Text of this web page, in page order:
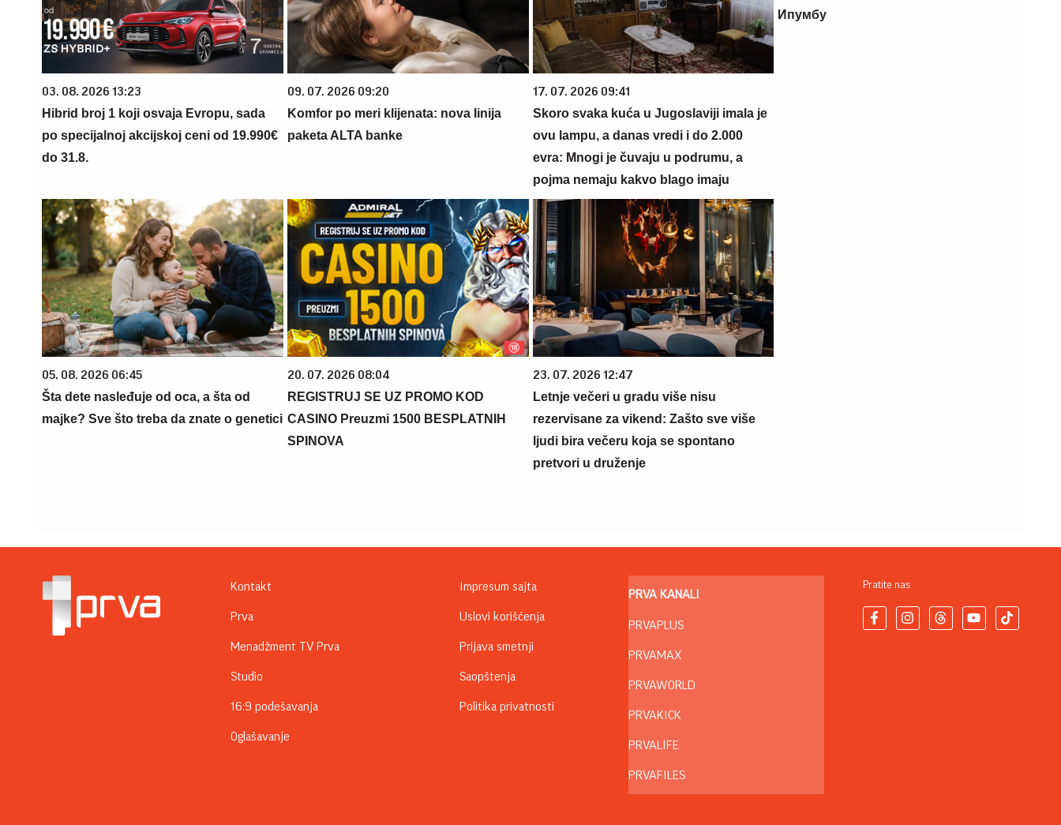
03. 08. 2026 13:23
Hibrid broj 1 koji osvaja Evropu, sada
po specijalnoj akcijskoj ceni od 19.990€
do 31.8.
09. 07. 2026 09:20
Komfor po meri klijenata: nova linija
paketa ALTA banke
17. 07. 2026 09:41
Skoro svaka kuća u Jugoslaviji imala je
ovu lampu, a danas vredi i do 2.000
evra: Mnogi je čuvaju u podrumu, a
pojma nemaju kakvo blago imaju
Ипумбу
05. 08. 2026 06:45
Šta dete nasleđuje od oca, a šta od
majke? Sve što treba da znate o genetici
20. 07. 2026 08:04
REGISTRUJ SE UZ PROMO KOD
CASINO Preuzmi 1500 BESPLATNIH
SPINOVA
23. 07. 2026 12:47
Letnje večeri u gradu više nisu
rezervisane za vikend: Zašto sve više
ljudi bira večeru koja se spontano
pretvori u druženje
Kontakt
Prva
Menadžment TV Prva
Studio
16:9 podešavanja
Oglašavanje
Impresum sajta
Uslovi korišćenja
Prijava smetnji
Saopštenja
Politika privatnosti
PRVA KANALI
PRVAPLUS
PRVAMAX
PRVAWORLD
PRVAKICK
PRVALIFE
PRVAFILES
Pratite nas